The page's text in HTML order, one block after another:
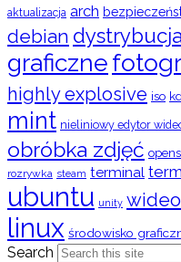
aktualizacja arch
debian dystrybucja
graficzne
highly explosive iso
mint nieliniowy edytor
obróbka zdjęć
rozrywka steam terminal
ubuntu unity wideo
linux środowisko
Search